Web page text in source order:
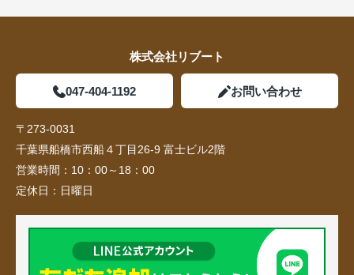
株式会社リブート
047-404-1192 お問い合わせ
〒273-0031
千葉県船橋市西船４丁目26-9 富士ビル2階
営業時間： 10：00～18：00
定休日： 日曜日